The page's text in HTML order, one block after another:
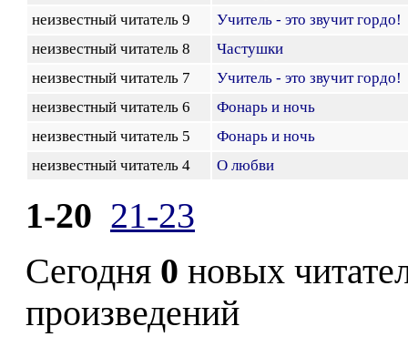
неизвестный читатель 9
Учитель - это звучит гордо!
неизвестный читатель 8
Частушки
неизвестный читатель 7
Учитель - это звучит гордо!
неизвестный читатель 6
Фонарь и ночь
неизвестный читатель 5
Фонарь и ночь
неизвестный читатель 4
О любви
1-20 21-23
Сегодня 0 новых
произведений